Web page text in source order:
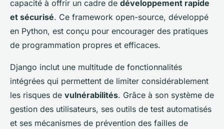
capacité à offrir un cadre de développement rapide
et sécurisé. Ce framework open-source, développé
en Python, est conçu pour encourager des pratiques
de programmation propres et efficaces.
Django inclut une multitude de fonctionnalités
intégrées qui permettent de limiter considérablement
les risques de vulnérabilités. Grâce à son système de
gestion des utilisateurs, ses outils de test automatisés
et ses mécanismes de prévention des failles de